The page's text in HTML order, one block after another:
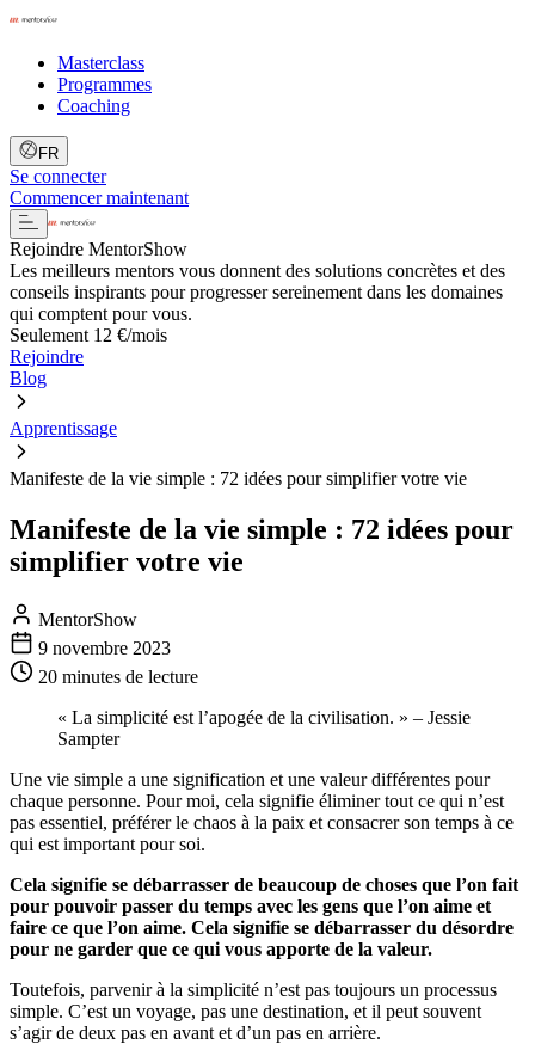
Masterclass
Programmes
Coaching
FR
Se connecter
Commencer maintenant
Rejoindre MentorShow
Les meilleurs mentors vous donnent des solutions concrètes et des
conseils inspirants pour progresser sereinement dans les domaines
qui comptent pour vous.
Seulement 12 €/mois
Rejoindre
Blog
Apprentissage
Manifeste de la vie simple : 72 idées pour simplifier votre vie
Manifeste de la vie simple : 72 idées pour
simplifier votre vie
MentorShow
9 novembre 2023
20 minutes de lecture
« La simplicité est l’apogée de la civilisation. » – Jessie
Sampter
Une vie simple a une signification et une valeur différentes pour
chaque personne. Pour moi, cela signifie éliminer tout ce qui n’est
pas essentiel, préférer le chaos à la paix et consacrer son temps à ce
qui est important pour soi.
Cela signifie se débarrasser de beaucoup de choses que l’on fait
pour pouvoir passer du temps avec les gens que l’on aime et
faire ce que l’on aime. Cela signifie se débarrasser du désordre
pour ne garder que ce qui vous apporte de la valeur.
Toutefois, parvenir à la simplicité n’est pas toujours un processus
simple. C’est un voyage, pas une destination, et il peut souvent
s’agir de deux pas en avant et d’un pas en arrière.